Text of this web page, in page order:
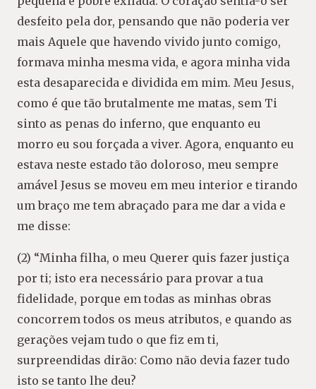
desfeito pela dor, pensando que não poderia ver
mais Aquele que havendo vivido junto comigo,
formava minha mesma vida, e agora minha vida
esta desaparecida e dividida em mim. Meu Jesus,
como é que tão brutalmente me matas, sem Ti
sinto as penas do inferno, que enquanto eu
morro eu sou forçada a viver. Agora, enquanto eu
estava neste estado tão doloroso, meu sempre
amável Jesus se moveu em meu interior e tirando
um braço me tem abraçado para me dar a vida e
me disse:
(2) “Minha filha, o meu Querer quis fazer justiça
por ti; isto era necessário para provar a tua
fidelidade, porque em todas as minhas obras
concorrem todos os meus atributos, e quando as
gerações vejam tudo o que fiz em ti,
surpreendidas dirão: Como não devia fazer tudo
isto se tanto lhe deu?